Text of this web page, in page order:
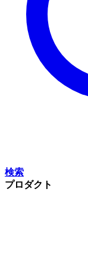
検索
プロダクト